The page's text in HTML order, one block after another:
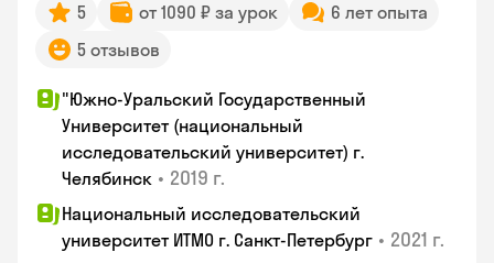
5 от 1090 ₽ за урок
6 лет опыта
5 отзывов
"Южно-Уральский Государственный
Университет (национальный
исследовательский университет) г.
Челябинск • 2019 г.
Национальный исследовательский
университет ИТМО г. Санкт-Петербург • 2021 г.